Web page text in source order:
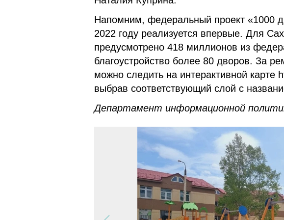
Напомним, федеральный проект «1000
2022 году реализуется впервые. Для
предусмотрено 418 миллионов из
благоустройство более 80 дворов. За
можно следить на интерактивной карте
выбрав соответствующий слой с
Департамент информационной